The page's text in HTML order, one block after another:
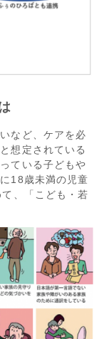
など、ケアを必
想定されている
ている子どもや
18歳未満の児童
、「こども・若